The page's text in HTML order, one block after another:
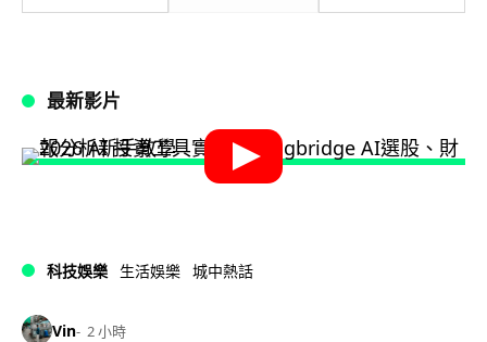
最新影片
科技娛樂 生活娛樂 城中熱話
Vin 2 小時